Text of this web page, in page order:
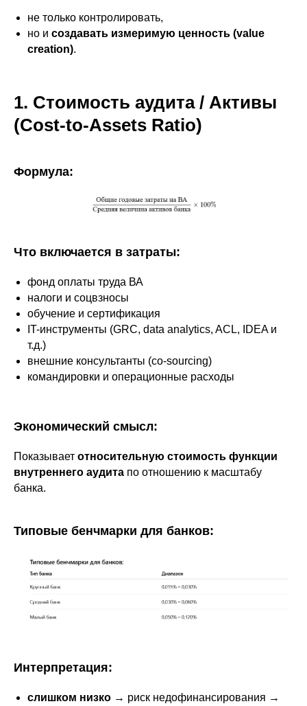
не только контролировать,
но и создавать измеримую ценность (value
creation).
1. Стоимость аудита / Активы
(Cost-to-Assets Ratio)
Формула:
Что включается в затраты:
фонд оплаты труда ВА
налоги и соцвзносы
обучение и сертификация
IT-инструменты (GRC, data analytics, ACL, IDEA и
т.д.)
внешние консультанты (co-sourcing)
командировки и операционные расходы
Экономический смысл:
Показывает относительную стоимость функции
внутреннего аудита по отношению к масштабу
банка.
Типовые бенчмарки для банков:
Интерпретация:
слишком низко → риск недофинансирования →